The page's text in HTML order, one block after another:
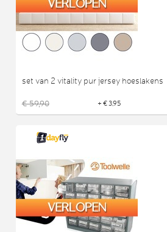
set van 2 vitality pur jersey hoeslakens
€ 59,90 + € 3,95